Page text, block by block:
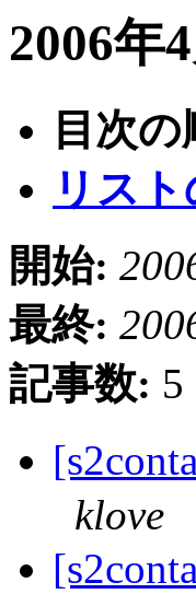
2006年
目次の
リス
開始:
最終:
記事数: 5
klove